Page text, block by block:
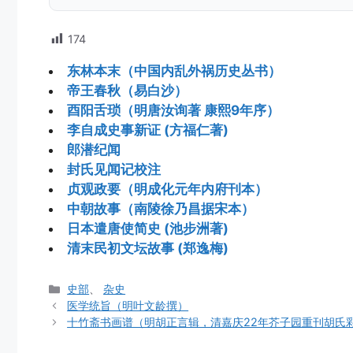
174
东林本末（中国内乱外祸历史丛书）
帝王春秋（易白沙）
酉阳舌琐（明唐汝询著 康熙9年序）
李自成史事新证 (方福仁著)
郎潜纪闻
封氏见闻记校注
贞观政要（明成化元年内府刊本）
中朝故事（南陵徐乃昌据宋本）
日本遣唐使简史 (池步洲著)
清末民初文坛故事 (郑逸梅)
分
类
史部、杂史
医学统旨（明叶文龄撰）
十竹斋书画谱（明胡正言辑，清嘉庆22年芥子园重刊胡氏